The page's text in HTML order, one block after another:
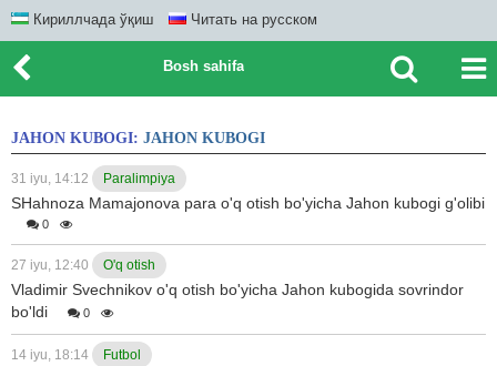
Кириллчада ўқиш Читать на русском
Bosh sahifa
JAHON KUBOGI: JAHON KUBOGI
31 iyu, 14:12 Paralimpiya
SHahnoza Mamajonova para o'q otish bo'yicha Jahon kubogi g'olibi
0
27 iyu, 12:40 O'q otish
Vladimir Svechnikov o'q otish bo'yicha Jahon kubogida sovrindor
bo'ldi
0
14 iyu, 18:14 Futbol